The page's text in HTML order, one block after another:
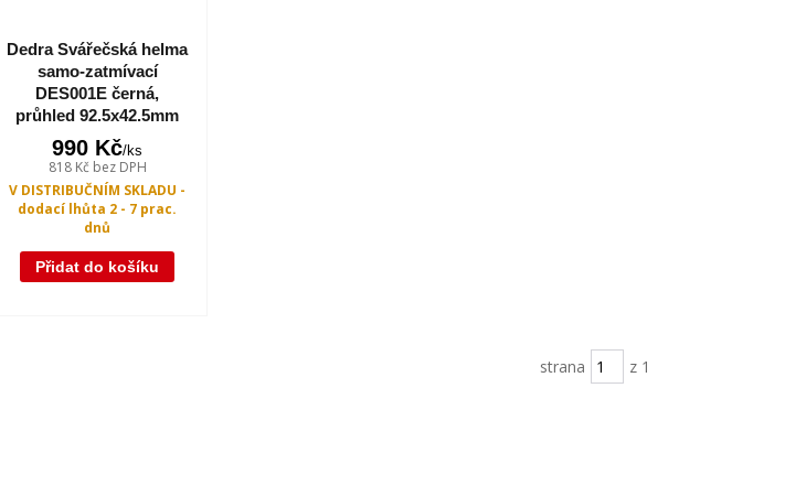
Dedra Svářečská helma
samo-zatmívací
DES001E černá,
průhled 92.5x42.5mm
990 Kč/ks
818 Kč bez DPH
V DISTRIBUČNÍM SKLADU -
dodací lhůta 2 - 7 prac.
dnů
Přidat do košíku
strana z 1